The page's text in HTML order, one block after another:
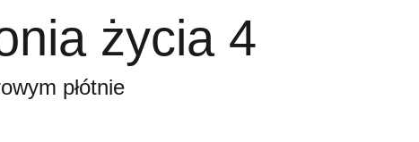
życia 4
płótnie